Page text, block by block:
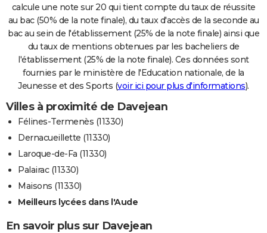
calcule une note sur 20 qui tient compte du taux de réussite
au bac (50% de la note finale), du taux d'accès de la seconde au
bac au sein de l'établissement (25% de la note finale) ainsi que
du taux de mentions obtenues par les bacheliers de
l'établissement (25% de la note finale). Ces données sont
fournies par le ministère de l'Education nationale, de la
Jeunesse et des Sports (voir ici pour plus d'informations).
Villes à proximité de Davejean
Félines-Termenès (11330)
Dernacueillette (11330)
Laroque-de-Fa (11330)
Palairac (11330)
Maisons (11330)
Meilleurs lycées dans l'Aude
En savoir plus sur Davejean